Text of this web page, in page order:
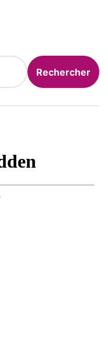
Rechercher